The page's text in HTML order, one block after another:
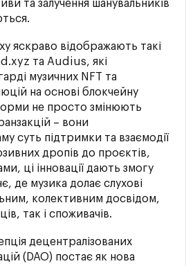
та залучення шанувальників
яскраво відображають такі
та Audius, які
музичних NFT та
на основі блокчейну
не просто змінюють
– вони
суть підтримки та взаємодії
дропів до проєктів,
ці інновації дають змогу
де музика долає слухові
колективним досвідом,
так і споживачів.
децентралізованих
(DAO) постає як нова